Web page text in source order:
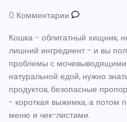
0 Комментарии
Кошка - облигатный хищник,
лишний ингредиент - и вы
проблемы с мочевыводящими
натуральной едой, нужно
продуктов, безопасные
- короткая выжимка, а потом
меню и чек-листами.